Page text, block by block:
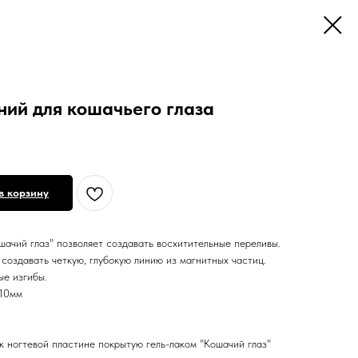
для кошачьего глаза
корзину
глаз" позволяет создавать восхитительные переливы.
четкую, глубокую линию из магнитных частиц.
изгибы.
ногтевой пластине покрытую гель-лаком "Кошачий глаз"